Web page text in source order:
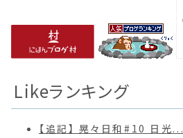
Likeランキング
【追記】 晃々日和#10 日光...